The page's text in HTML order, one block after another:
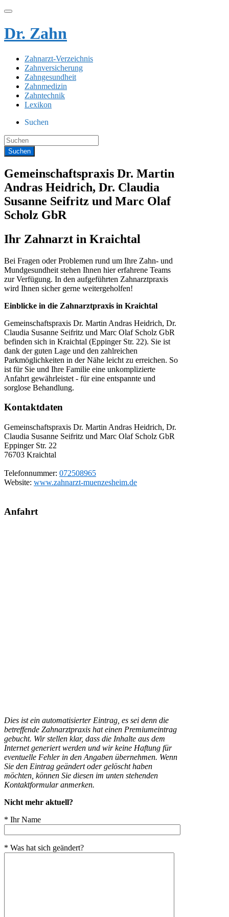
Dr. Zahn
Zahnarzt-Verzeichnis
Zahnversicherung
Zahngesundheit
Zahnmedizin
Zahntechnik
Lexikon
Suchen
Gemeinschaftspraxis Dr. Martin
Andras Heidrich, Dr. Claudia
Susanne Seifritz und Marc Olaf
Scholz GbR
Ihr Zahnarzt in Kraichtal
Bei Fragen oder Problemen rund um Ihre Zahn- und
Mundgesundheit stehen Ihnen hier erfahrene Teams
zur Verfügung. In den aufgeführten Zahnarztpraxis
wird Ihnen sicher gerne weitergeholfen!
Einblicke in die Zahnarztpraxis in Kraichtal
Gemeinschaftspraxis Dr. Martin Andras Heidrich, Dr.
Claudia Susanne Seifritz und Marc Olaf Scholz GbR
befinden sich in Kraichtal (Eppinger Str. 22). Sie ist
dank der guten Lage und den zahlreichen
Parkmöglichkeiten in der Nähe leicht zu erreichen. So
ist für Sie und Ihre Familie eine unkomplizierte
Anfahrt gewährleistet - für eine entspannte und
sorglose Behandlung.
Kontaktdaten
Gemeinschaftspraxis Dr. Martin Andras Heidrich, Dr.
Claudia Susanne Seifritz und Marc Olaf Scholz GbR
Eppinger Str. 22
76703 Kraichtal
Telefonnummer: 072508965
Website: www.zahnarzt-muenzesheim.de
Anfahrt
Dies ist ein automatisierter Eintrag, es sei denn die
betreffende Zahnarztpraxis hat einen Premiumeintrag
gebucht. Wir stellen klar, dass die Inhalte aus dem
Internet generiert werden und wir keine Haftung für
eventuelle Fehler in den Angaben übernehmen. Wenn
Sie den Eintrag geändert oder gelöscht haben
möchten, können Sie diesen im unten stehenden
Kontaktformular anmerken.
Nicht mehr aktuell?
* Ihr Name
* Was hat sich geändert?